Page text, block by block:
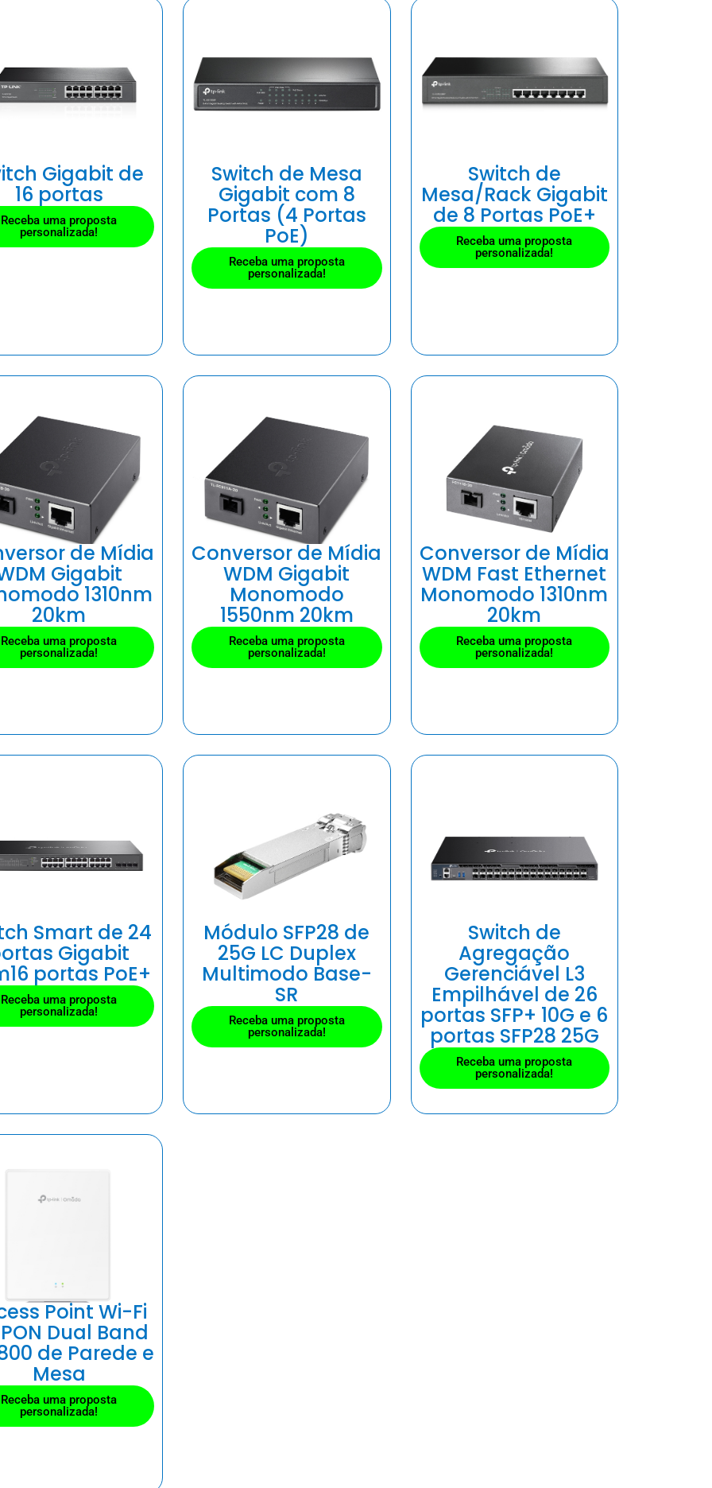
Gigabit de
16 portas
Receba uma proposta
personalizada!
Switch de Mesa
Gigabit com 8
Portas (4 Portas
PoE)
Receba uma proposta
personalizada!
Switch de
Mesa/Rack Gigabit
de 8 Portas PoE+
Receba uma proposta
personalizada!
de Mídia
Gigabit
1310nm
20km
Receba uma proposta
personalizada!
Conversor de Mídia
WDM Gigabit
Monomodo
1550nm 20km
Receba uma proposta
personalizada!
Conversor de Mídia
WDM Fast Ethernet
Monomodo 1310nm
20km
Receba uma proposta
personalizada!
Smart de 24
Gigabit
portas PoE+
Receba uma proposta
personalizada!
Módulo SFP28 de
25G LC Duplex
Multimodo Base-
SR
Receba uma proposta
personalizada!
Switch de
Agregação
Gerenciável L3
Empilhável de 26
portas SFP+ 10G e 6
portas SFP28 25G
Receba uma proposta
personalizada!
Point Wi-Fi
Dual Band
de Parede e
Mesa
Receba uma proposta
personalizada!